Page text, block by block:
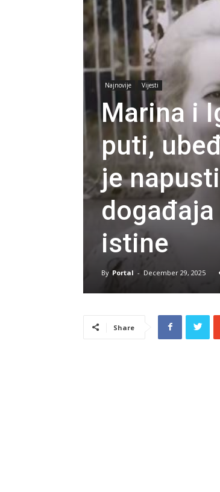
Najnovije Vijesti
Marina i
puti,
je
istine
By Portal - December 29, 2025
Share